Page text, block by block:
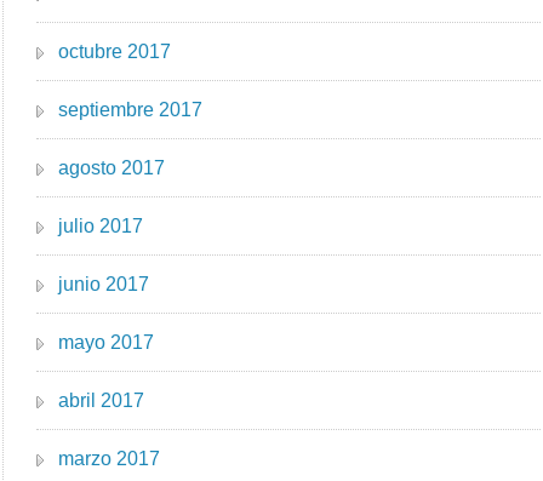
octubre 2017
septiembre 2017
agosto 2017
julio 2017
junio 2017
mayo 2017
abril 2017
marzo 2017